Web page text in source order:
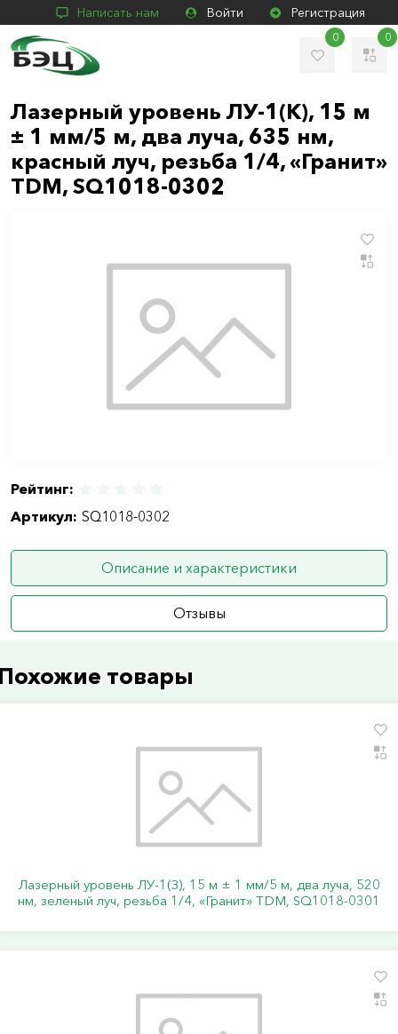
Написать нам Войти Регистрация
0 0
Лазерный уровень ЛУ-1(К), 15 м
± 1 мм/5 м, два луча, 635 нм,
красный луч, резьба 1/4, «Гранит»
TDM, SQ1018-0302
Рейтинг:
Артикул: SQ1018-0302
Описание и характеристики
Отзывы
товары
Лазерный уровень ЛУ-1(З), 15 м ± 1 мм/5 м, два луча, 520
нм, зеленый луч, резьба 1/4, «Гранит» TDM, SQ1018-0301